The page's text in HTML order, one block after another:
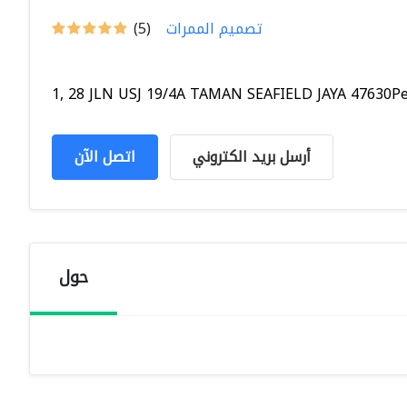
(5) تصميم الممرات
1, 28 JLN USJ 19/4A TAMAN SEAFIELD JAYA
اتصل الآن أرسل بريد الكتروني
حول